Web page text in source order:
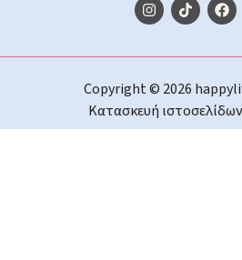
Copyright © 2026
Κατασκευή ιστοσελίδων